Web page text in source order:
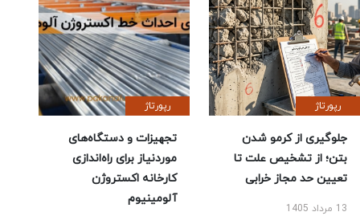
رپورتاژ
جلوگیری از کرمو شدن
بتن؛ از تشخیص علت تا
تعیین حد مجاز خرابی
13 مرداد 1405
رپورتاژ
تجهیزات و دستگاه‌های
موردنیاز برای راه‌اندازی
کارخانه اکستروژن
آلومینیوم